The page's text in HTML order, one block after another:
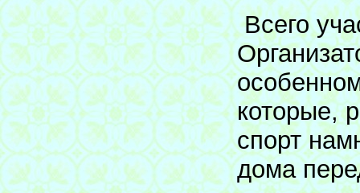
Всего
которые,
спорт
дома